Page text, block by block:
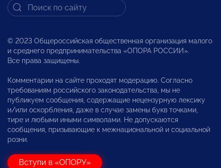
© 2023 Общероссийская общественная организация малого
и среднего предпринимательства «ОПОРА РОССИИ».
Все права защищены.
Комментарии на сайте проходят модерацию. Согласно
требованиям российского законодательства, мы не
публикуем сообщения, содержащие нецензурную лексику
и/или оскорбления, даже в случае замены букв точками,
тире и любыми иными символами. Не допускаются
сообщения, призывающие к межнациональной и социальной
розни.
Вступи в «ОПОРУ»